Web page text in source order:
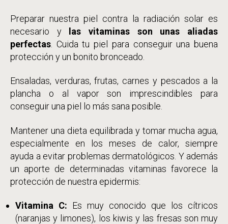
Preparar nuestra piel contra la radiación solar es
necesario ylas vitaminas son unas aliadas
perfectas . Cuida tu piel para conseguir una buena
protección y un bonito bronceado.
Ensaladas, verduras, frutas, carnes y pescados a la
plancha o al vapor son imprescindibles para
conseguir una piel lo más sana posible.
Mantener una dieta equilibrada y tomar mucha agua,
especialmente en los meses de calor, siempre
ayuda a evitar problemas dermatológicos. Y además
un aporte de determinadas vitaminas favorece la
protección de nuestra epidermis:
Vitamina C: Es muy conocido que los cítricos
(naranjas y limones), los kiwis y las fresas son muy